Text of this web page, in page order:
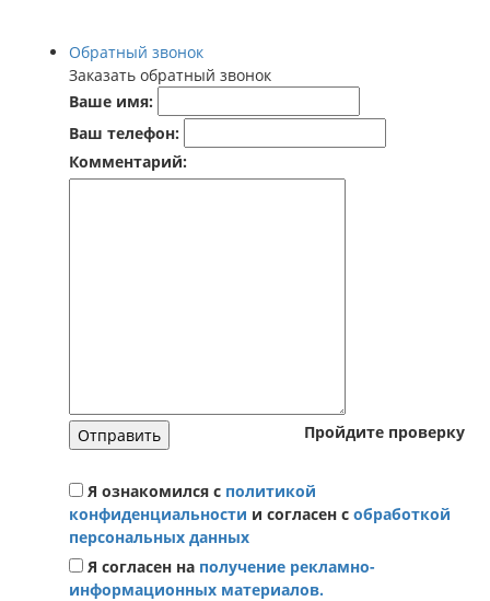
Обратный звонок
Заказать обратный звонок
Ваше имя:
Ваш телефон:
Комментарий:
Пройдите проверку
Отправить
Я ознакомился с политикой
конфиденциальности и согласен с обработкой
персональных данных
Я согласен на получение рекламно-
информационных материалов.